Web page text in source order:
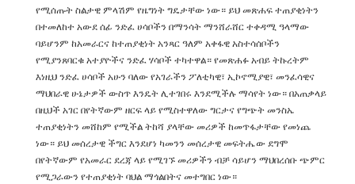
የሚሰጡት ስልታዊ ምላሽም የዜግነት ግዴታቸው ነው። ይህ መጽሐፍ ተጠያቂነትን
በተመለከተ አውደ ሰፊ ንድፈ ሀሳቦችን በማንሳት ማንሸራሸር ተቀዳሚ ዓላማው
ባይሆንም ከአመራርና ከተጠያቂነት አንጻር ዓለም አቀፋዊ አስተሳሰቦችን
የሚያንጸባርቁ አተያዮችና ንድፈ ሃሳቦች ተካተዋል። የመጽሐፉ አብይ ትኩረትም
እነዚህ ንድፈ ሀሳቦች አሁን ባለው የአገራችን ፖለቲካዊ፣ ኢኮኖሚያዊ፣ መንፈሳዊና
ማህበራዊ ሁኔታዎች ውስጥ እንዴት ሊተገበሩ እንደሚችሉ ማሳየት ነው። በአጠቃላይ
በዚህች አገር በየትኛውም ዘርፍ ላይ የሚስተዋለው ግርታና የግጭት መንስኤ
ተጠያቂነትን መሸከም የሚችል ትከሻ ያላቸው መሪዎች ከመጥፋታቸው የመነጨ
ነው። ይህ መሰረታዊ ችግር እንደሆነ ካመንን መሰረታዊ መፍትሔው ደግሞ
በየትኛውም የአመራር ደረጃ ላይ የሚገኙ መሪዎችን ብቻ ሳይሆን ማህበረሰቡ ጭምር
የሚጋራውን የተጠያቂነት ባህል ማጎልበትና መተግበር ነው።